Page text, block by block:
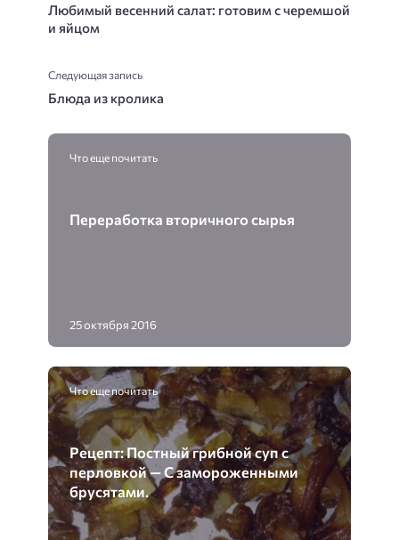
Любимый весенний салат: готовим с черемшой
и яйцом
Следующая запись
Блюда из кролика
Что еще почитать
Переработка вторичного сырья
25 октября 2016
Что еще почитать
Рецепт: Постный грибной суп с
перловкой — С замороженными
брусятами.